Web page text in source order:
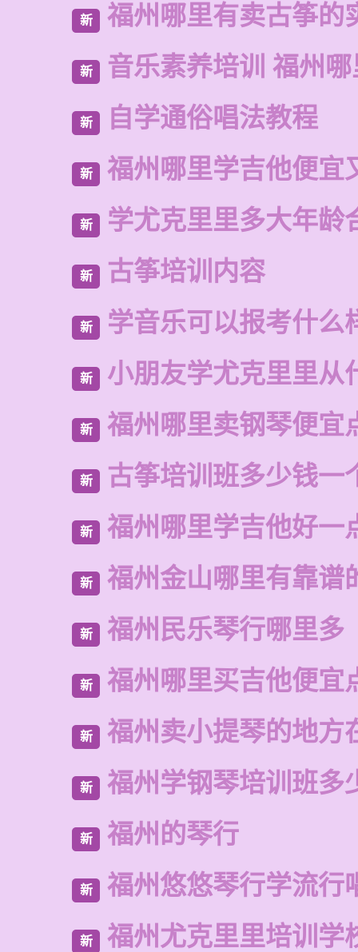
新 福州哪里有卖古筝的
新 音乐素养培训 福州
新 自学通俗唱法教程
新 福州哪里学吉他便宜
新 学尤克里里多大年龄
新 古筝培训内容
新 学音乐可以报考什么
新 小朋友学尤克里里从
新 福州哪里卖钢琴便宜
新 古筝培训班多少钱一
新 福州哪里学吉他好一
新 福州金山哪里有靠谱
新 福州民乐琴行哪里多
新 福州哪里买吉他便宜
新 福州卖小提琴的地方
新 福州学钢琴培训班多
新 福州的琴行
新 福州悠悠琴行学流行
新 福州尤克里里培训学